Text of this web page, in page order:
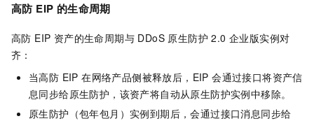
高防 EIP 的生命周期
高防 EIP 资产的生命周期与 DDoS 原生防护 2.0 企业版实例对
齐：
当高防 EIP 在网络产品侧被释放后，EIP 会通过接口将资产信
息同步给原生防护，该资产将自动从原生防护实例中移除。
原生防护（包年包月）实例到期后，会通过接口消息同步给